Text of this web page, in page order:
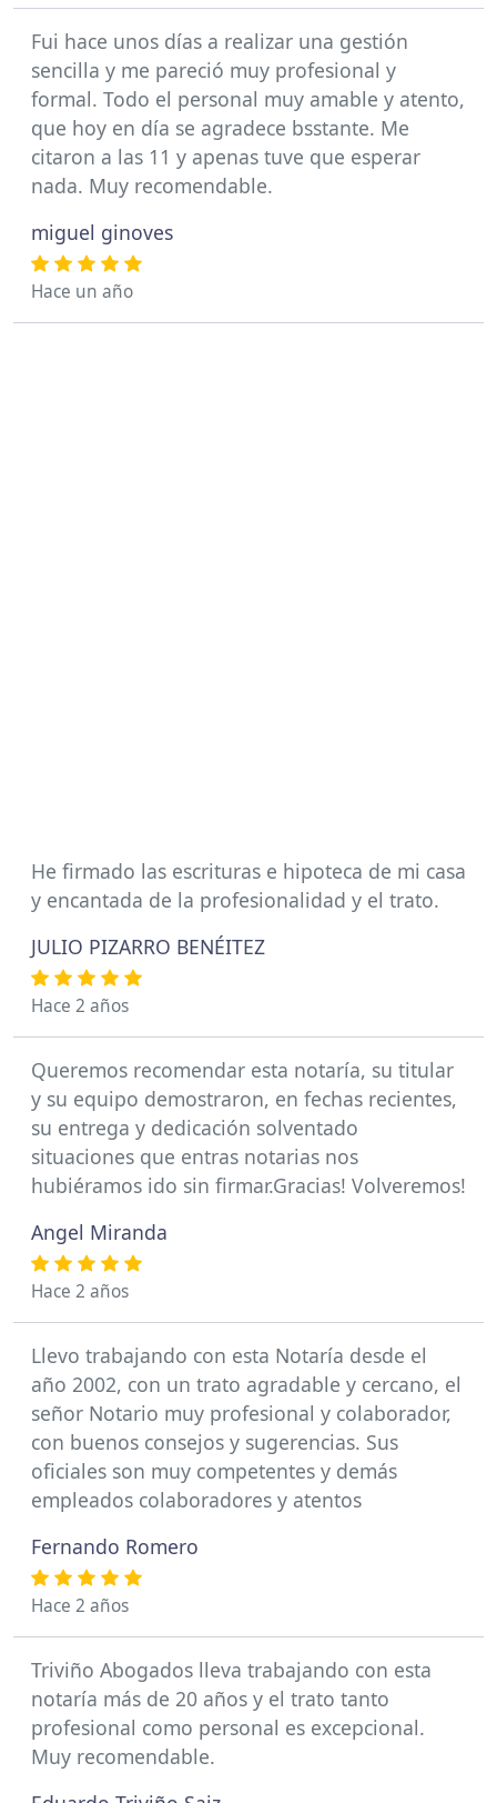
Fui hace unos días a realizar una gestión
sencilla y me pareció muy profesional y
formal. Todo el personal muy amable y atento,
que hoy en día se agradece bsstante. Me
citaron a las 11 y apenas tuve que esperar
nada. Muy recomendable.
miguel ginoves
Hace un año
He firmado las escrituras e hipoteca de mi casa
y encantada de la profesionalidad y el trato.
JULIO PIZARRO BENÉITEZ
Hace 2 años
Queremos recomendar esta notaría, su titular
y su equipo demostraron, en fechas recientes,
su entrega y dedicación solventado
situaciones que entras notarias nos
hubiéramos ido sin firmar.Gracias! Volveremos!
Angel Miranda
Hace 2 años
Llevo trabajando con esta Notaría desde el
año 2002, con un trato agradable y cercano, el
señor Notario muy profesional y colaborador,
con buenos consejos y sugerencias. Sus
oficiales son muy competentes y demás
empleados colaboradores y atentos
Fernando Romero
Hace 2 años
Triviño Abogados lleva trabajando con esta
notaría más de 20 años y el trato tanto
profesional como personal es excepcional.
Muy recomendable.